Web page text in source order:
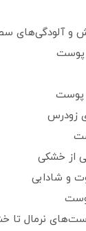
و آلودگی‌های
پوست
پوست
زودرس
از خشکی
و شادابی
نرمال تا